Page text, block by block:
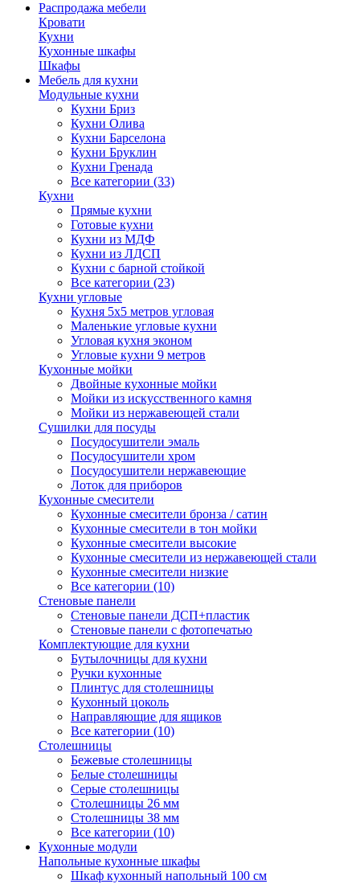
Распродажа мебели
Кровати
Кухни
Кухонные шкафы
Шкафы
Мебель для кухни
Модульные кухни
Кухни Бриз
Кухни Олива
Кухни Барселона
Кухни Бруклин
Кухни Гренада
Все категории (33)
Кухни
Прямые кухни
Готовые кухни
Кухни из МДФ
Кухни из ЛДСП
Кухни с барной стойкой
Все категории (23)
Кухни угловые
Кухня 5х5 метров угловая
Маленькие угловые кухни
Угловая кухня эконом
Угловые кухни 9 метров
Кухонные мойки
Двойные кухонные мойки
Мойки из искусственного камня
Мойки из нержавеющей стали
Сушилки для посуды
Посудосушители эмаль
Посудосушители хром
Посудосушители нержавеющие
Лоток для приборов
Кухонные смесители
Кухонные смесители бронза / сатин
Кухонные смесители в тон мойки
Кухонные смесители высокие
Кухонные смесители из нержавеющей стали
Кухонные смесители низкие
Все категории (10)
Стеновые панели
Стеновые панели ДСП+пластик
Стеновые панели с фотопечатью
Комплектующие для кухни
Бутылочницы для кухни
Ручки кухонные
Плинтус для столешницы
Кухонный цоколь
Направляющие для ящиков
Все категории (10)
Столешницы
Бежевые столешницы
Белые столешницы
Серые столешницы
Столешницы 26 мм
Столешницы 38 мм
Все категории (10)
Кухонные модули
Напольные кухонные шкафы
Шкаф кухонный напольный 100 см